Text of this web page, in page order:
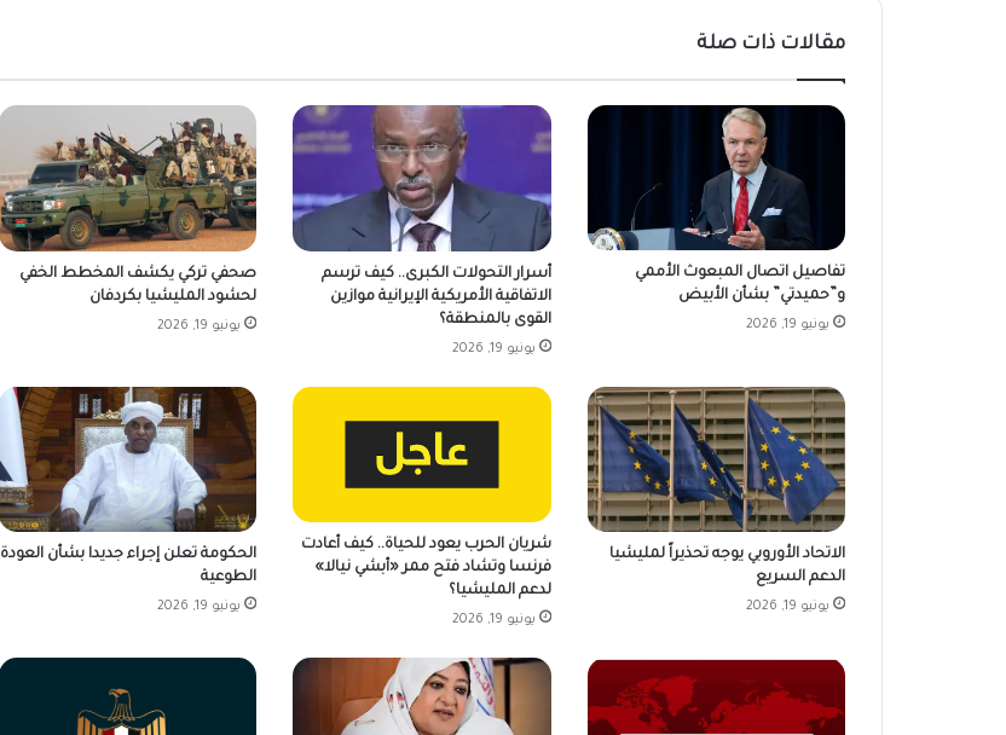
مقالات ذات صلة
تفاصيل اتصال المبعوث الأممي
و”حميدتي” بشأن الأبيض
يونيو 19, 2026
أسرار التحولات الكبرى.. كيف ترسم
الاتفاقية الأمريكية الإيرانية موازين
القوى بالمنطقة؟
يونيو 19, 2026
صحفي تركي يكشف المخطط الخفي
لحشود المليشيا بكردفان
يونيو 19, 2026
الاتحاد الأوروبي يوجه تحذيراً لمليشيا
الدعم السريع
يونيو 19, 2026
شريان الحرب يعود للحياة.. كيف أعادت
فرنسا وتشاد فتح ممر «أبشي نيالا»
لدعم المليشيا؟
يونيو 19, 2026
الحكومة تعلن إجراء جديدا بشأن العودة
الطوعية
يونيو 19, 2026